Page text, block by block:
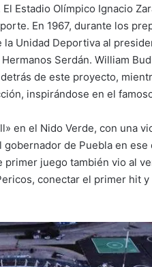
Estadio Olímpico Ignacio
En 1967, durante los
Unidad Deportiva al
Serdán. William
de este proyecto,
inspirándose en el
en el Nido Verde, con una
de Puebla en
juego también vio al
conectar el primer hit